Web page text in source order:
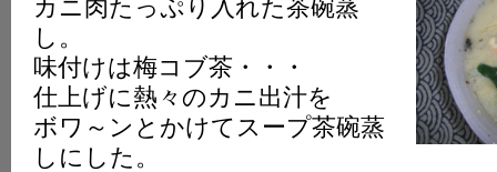
カニ肉たっぷり入れた茶碗蒸
し。
味付けは梅コブ茶・・・
仕上げに熱々のカニ出汁を
ボワ～ンとかけてスープ茶碗蒸
しにした。